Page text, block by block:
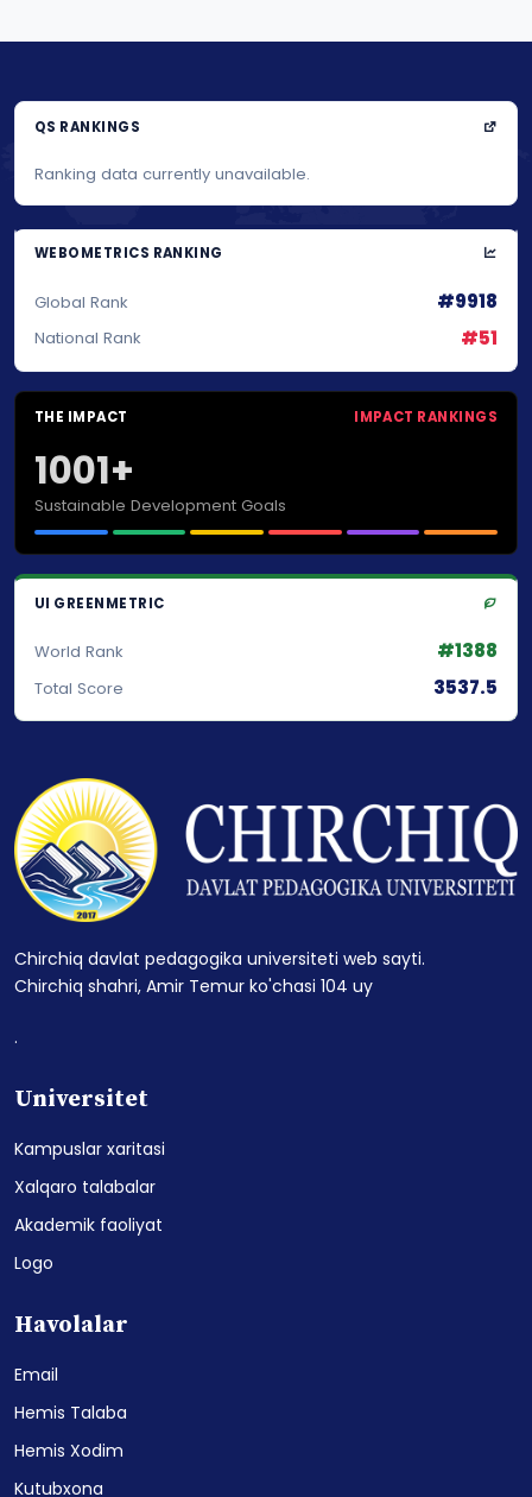
QS RANKINGS
Ranking data currently unavailable.
WEBOMETRICS RANKING
Global Rank #9918
National Rank #51
THE IMPACT IMPACT RANKINGS
1001+
Sustainable Development Goals
UI GREENMETRIC
World Rank #1388
Total Score 3537.5
Chirchiq davlat pedagogika universiteti web sayti.
Chirchiq shahri, Amir Temur ko'chasi 104 uy
.
Universitet
Kampuslar xaritasi
Xalqaro talabalar
Akademik faoliyat
Logo
Havolalar
Email
Hemis Talaba
Hemis Xodim
Kutubxona